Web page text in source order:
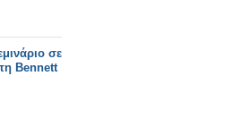
σε
Bennett